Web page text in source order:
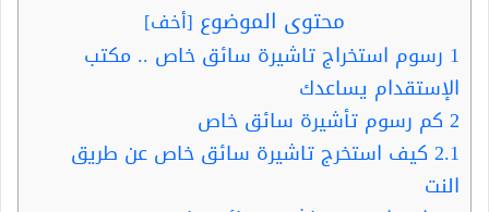
محتوى الموضوع [أخف]
1 رسوم استخراج تاشيرة سائق خاص .. مكتب
الإستقدام يساعدك
2 كم رسوم تأشيرة سائق خاص
2.1 كيف استخرج تاشيرة سائق خاص عن طريق
النت